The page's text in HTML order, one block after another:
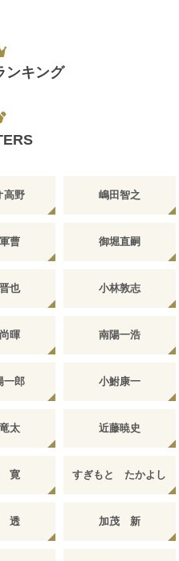
ンキング
高野 嶋田智之
曹 御堀直嗣
也 小林敦志
暉 南陽一浩
一郎 小鮒康一
太 近藤暁史
寛 すぎもと たかよし
透 加茂 新